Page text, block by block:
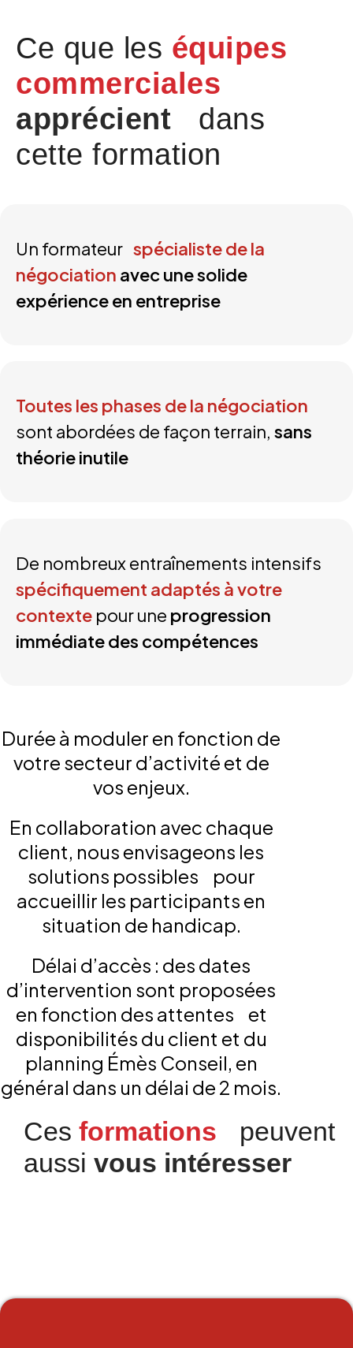
Ce que les équipes
commerciales
apprécient
dans
cette formation
Un formateur spécialiste de la
négociation avec une solide
expérience en entreprise
Toutes les phases de la négociation
sont abordées de façon terrain, sans
théorie inutile
De nombreux entraînements intensifs
spécifiquement adaptés à votre
contexte pour une progression
immédiate des compétences
Durée à moduler en fonction de
votre secteur d’activité et de
vos enjeux.
En collaboration avec chaque
client, nous envisageons les
solutions possibles pour
accueillir les participants en
situation de handicap.
Délai d’accès : des dates
d’intervention sont proposées
en fonction des attentes et
disponibilités du client et du
planning Émès Conseil, en
général dans un délai de 2 mois.
Ces formations peuvent
aussi vous intéresser